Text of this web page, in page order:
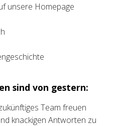
unsere Homepage
sind von gestern:
Team freuen
knackigen Antworten zu